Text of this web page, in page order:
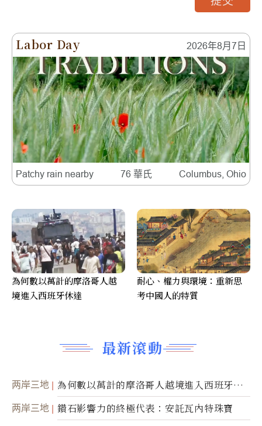
Labor Day 2026年8月7日
Patchy rain nearby 76 華氏 Columbus, Ohio
最新滾動
两岸三地
為何數以萬計的摩洛哥人越境進入西班牙休
達
两岸三地 鑽石影響力的終極代表：安託瓦內特珠寶
為何數以萬計的摩洛哥人越
境進入西班牙休達
耐心、權力與環境：重新思
考中國人的特質